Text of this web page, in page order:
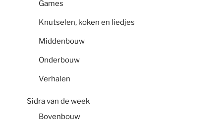
Games
Knutselen, koken en liedjes
Middenbouw
Onderbouw
Verhalen
Sidra van de week
Bovenbouw